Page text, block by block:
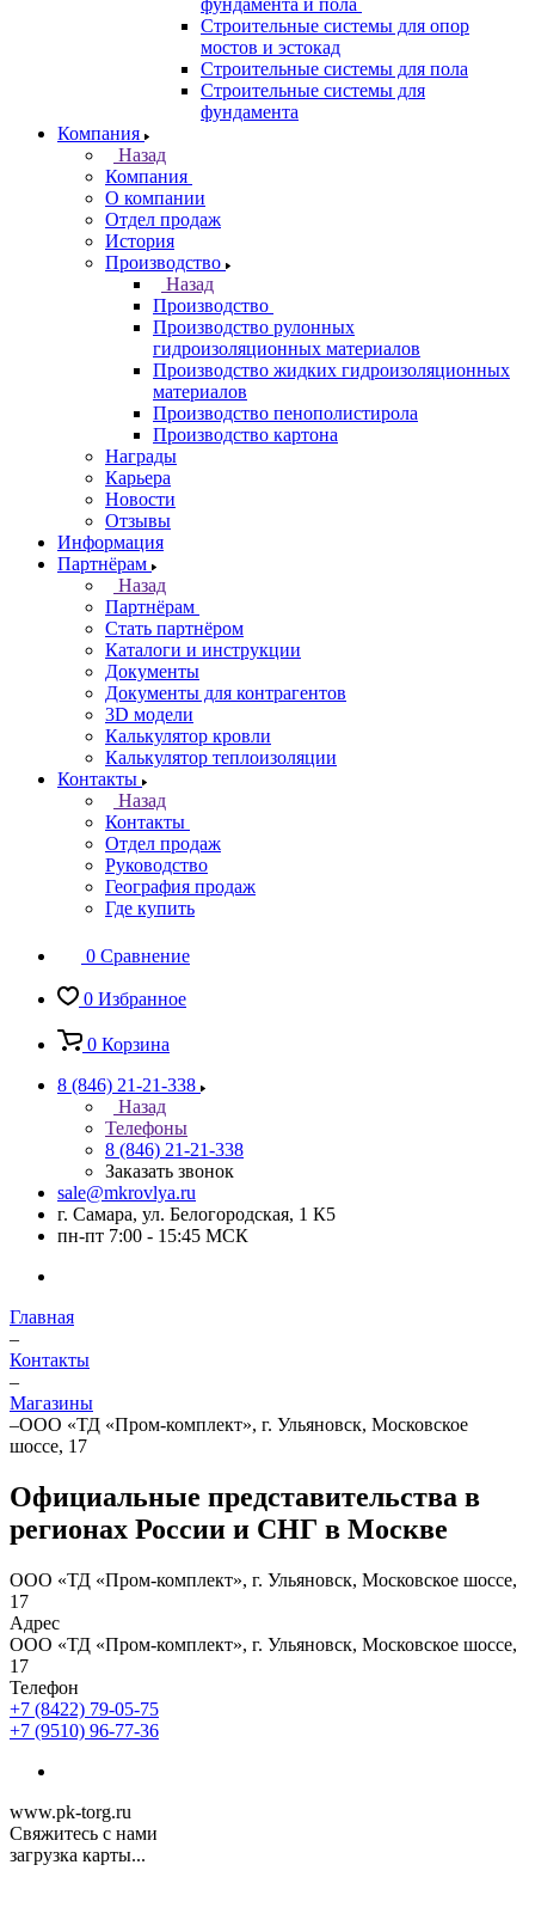
фундамента и пола
Строительные системы для опор
мостов и эстокад
Строительные системы для пола
Строительные системы для
фундамента
Компания
Назад
Компания
О компании
Отдел продаж
История
Производство
Назад
Производство
Производство рулонных
гидроизоляционных материалов
Производство жидких гидроизоляционных
материалов
Производство пенополистирола
Производство картона
Награды
Карьера
Новости
Отзывы
Информация
Партнёрам
Назад
Партнёрам
Стать партнёром
Каталоги и инструкции
Документы
Документы для контрагентов
3D модели
Калькулятор кровли
Калькулятор теплоизоляции
Контакты
Назад
Контакты
Отдел продаж
Руководство
География продаж
Где купить
0 Сравнение
0 Избранное
0 Корзина
8 (846) 21-21-338
Назад
Телефоны
8 (846) 21-21-338
Заказать звонок
sale@mkrovlya.ru
г. Самара, ул. Белогородская, 1 К5
пн-пт 7:00 - 15:45 МСК
Главная
–
Контакты
–
Магазины
–ООО «ТД «Пром-комплект», г. Ульяновск, Московское
шоссе, 17
Официальные представительства в
регионах России и СНГ в Москве
ООО «ТД «Пром-комплект», г. Ульяновск, Московское шоссе,
17
Адрес
ООО «ТД «Пром-комплект», г. Ульяновск, Московское шоссе,
17
Телефон
+7 (8422) 79-05-75
+7 (9510) 96-77-36
www.pk-torg.ru
Свяжитесь с нами
загрузка карты...